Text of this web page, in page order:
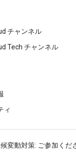
チャンネル
Tech チャンネル
ィ
変動対策: ご参加くだ